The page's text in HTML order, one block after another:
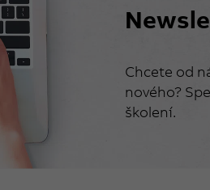
Chcete od
nového?
školení.